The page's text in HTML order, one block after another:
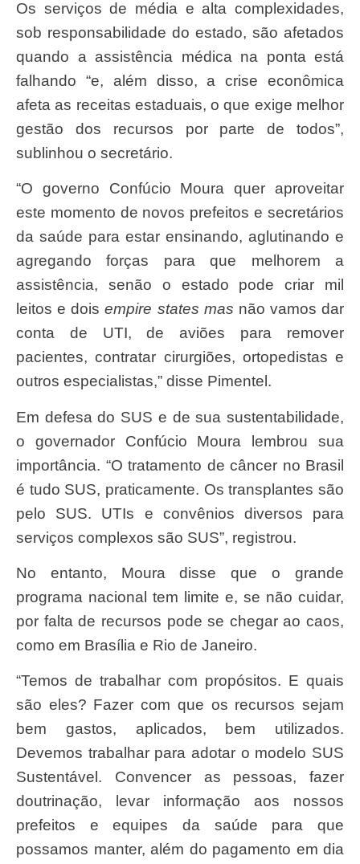
Os serviços de média e alta complexidades,
sob responsabilidade do estado, são afetados
quando a assistência médica na ponta está
falhando “e, além disso, a crise econômica
afeta as receitas estaduais, o que exige melhor
gestão dos recursos por parte de todos”,
sublinhou o secretário.
“O governo Confúcio Moura quer aproveitar
este momento de novos prefeitos e secretários
da saúde para estar ensinando, aglutinando e
agregando forças para que melhorem a
assistência, senão o estado pode criar mil
leitos e doisempire states mas não vamos dar
conta de UTI, de aviões para remover
pacientes, contratar cirurgiões, ortopedistas e
outros especialistas,” disse Pimentel.
Em defesa do SUS e de sua sustentabilidade,
o governador Confúcio Moura lembrou sua
importância. “O tratamento de câncer no Brasil
é tudo SUS, praticamente. Os transplantes são
pelo SUS. UTIs e convênios diversos para
serviços complexos são SUS”, registrou.
No entanto, Moura disse que o grande
programa nacional tem limite e, se não cuidar,
por falta de recursos pode se chegar ao caos,
como em Brasília e Rio de Janeiro.
“Temos de trabalhar com propósitos. E quais
são eles? Fazer com que os recursos sejam
bem gastos, aplicados, bem utilizados.
Devemos trabalhar para adotar o modelo SUS
Sustentável. Convencer as pessoas, fazer
doutrinação, levar informação aos nossos
prefeitos e equipes da saúde para que
possamos manter, além do pagamento em dia